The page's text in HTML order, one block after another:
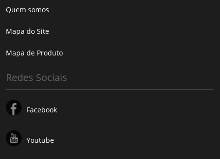
Quem somos
Mapa do Site
Mapa de Produto
Redes Sociais
Facebook
Youtube